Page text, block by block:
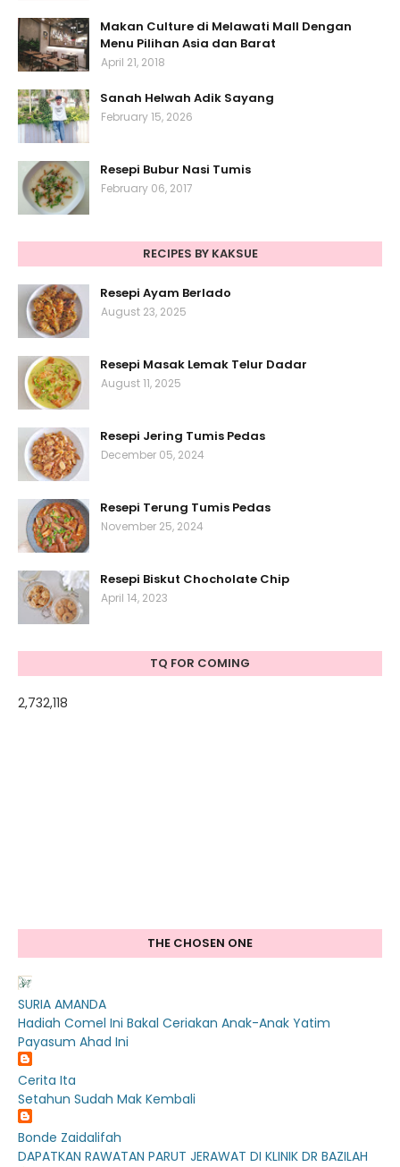
Makan Culture di Melawati Mall Dengan
Menu Pilihan Asia dan Barat
April 21, 2018
Sanah Helwah Adik Sayang
February 15, 2026
Resepi Bubur Nasi Tumis
February 06, 2017
RECIPES BY KAKSUE
Resepi Ayam Berlado
August 23, 2025
Resepi Masak Lemak Telur Dadar
August 11, 2025
Resepi Jering Tumis Pedas
December 05, 2024
Resepi Terung Tumis Pedas
November 25, 2024
Resepi Biskut Chocholate Chip
April 14, 2023
TQ FOR COMING
2,732,118
THE CHOSEN ONE
SURIA AMANDA
Hadiah Comel Ini Bakal Ceriakan Anak-Anak Yatim
Payasum Ahad Ini
Cerita Ita
Setahun Sudah Mak Kembali
Bonde Zaidalifah
DAPATKAN RAWATAN PARUT JERAWAT DI KLINIK DR BAZILAH